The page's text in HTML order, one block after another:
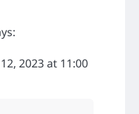
2023 at 11:00